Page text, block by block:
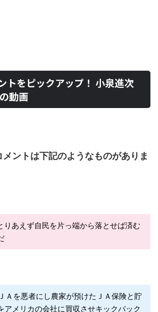
トをピックアップ！ 小泉進次
動画
ントは下記のようなものがありま
りあえず自民を片っ端から落とせば済む
Ａを悪者にし農家が預けたＪＡ保険と貯
アメリカの会社に買収させキックバック